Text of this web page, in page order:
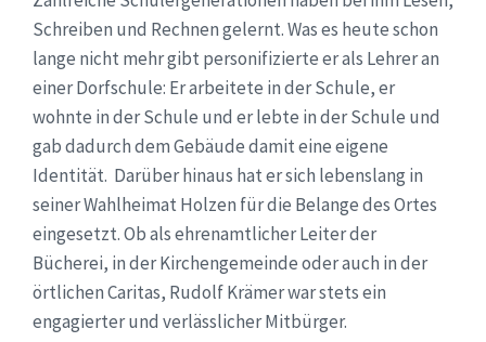
Schreiben und Rechnen gelernt. Was es heute schon
lange nicht mehr gibt personifizierte er als Lehrer an
einer Dorfschule: Er arbeitete in der Schule, er
wohnte in der Schule und er lebte in der Schule und
gab dadurch dem Gebäude damit eine eigene
Identität. Darüber hinaus hat er sich lebenslang in
seiner Wahlheimat Holzen für die Belange des Ortes
eingesetzt. Ob als ehrenamtlicher Leiter der
Bücherei, in der Kirchengemeinde oder auch in der
örtlichen Caritas, Rudolf Krämer war stets ein
engagierter und verlässlicher Mitbürger.